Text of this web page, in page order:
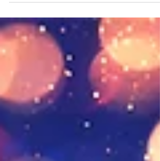
biết ngày mai sẽ sinh ra điều gì